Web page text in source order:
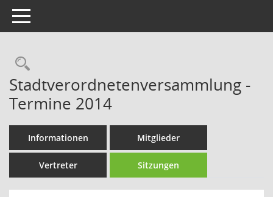
Toggle navigation
Rechercheauswahl
Stadtverordnetenversammlung -
Termine 2014
Informationen Mitglieder
Vertreter Sitzungen